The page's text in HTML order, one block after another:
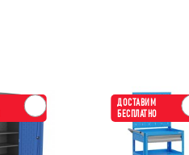
ДОСТАВИМ
БЕСПЛАТНО